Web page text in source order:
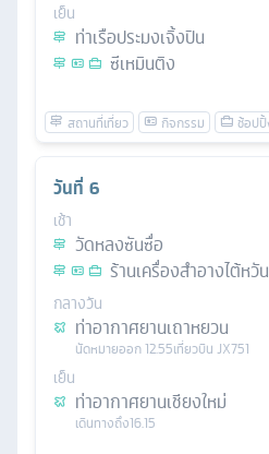
เย็น
ท่าเรือประมงเจิ้งปิน
ซีเหมินติง
วันที่ 6
เช้า
วัดหลงซันซื่อ
ร้านเครื่องสำอางไต้หวัน
กลางวัน
ท่าอากาศยานเถาหยวน
นัดหมายออก12.55เที่ยวบิน JX751
เย็น
ท่าอากาศยานเชียงใหม่
เดินทางถึง16.15